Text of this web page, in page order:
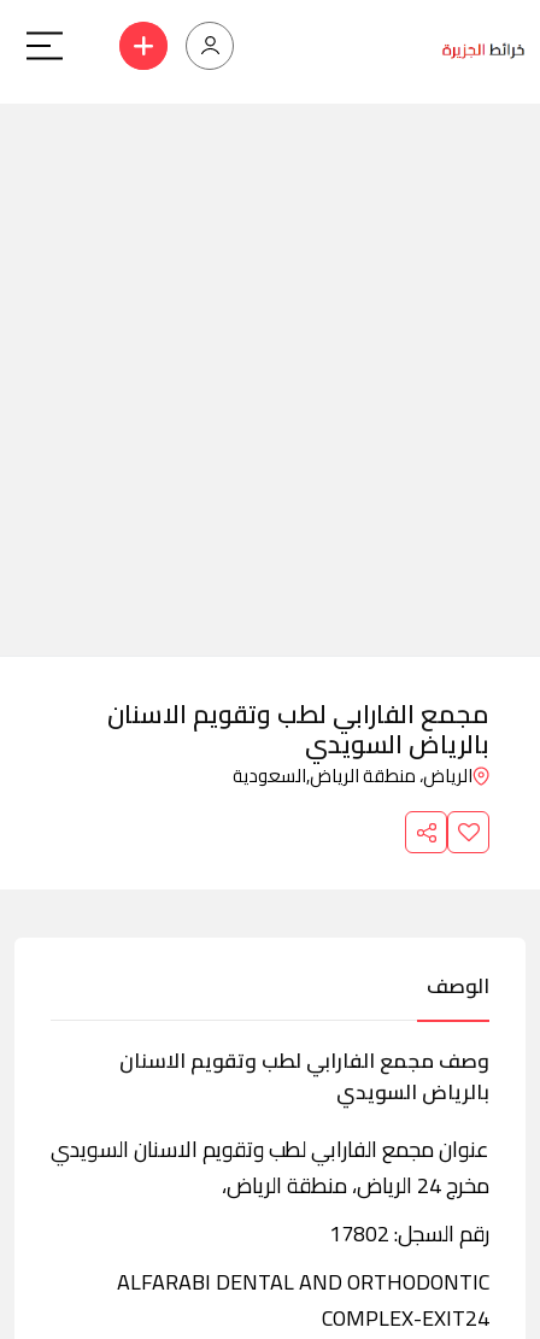
مجمع الفارابي لطب وتقویم الاسنان
بالرياض السويدي
الرياض، منطقة الرياض,السعودية
الوصف
وصف مجمع الفارابي لطب وتقویم الاسنان
بالرياض السويدي
عنوان مجمع الفارابي لطب وتقویم الاسنان السويدي
مخرج 24 الرياض، منطقة الرياض،
رقم السجل: 17802
ALFARABI DENTAL AND ORTHODONTIC
COMPLEX-EXIT24